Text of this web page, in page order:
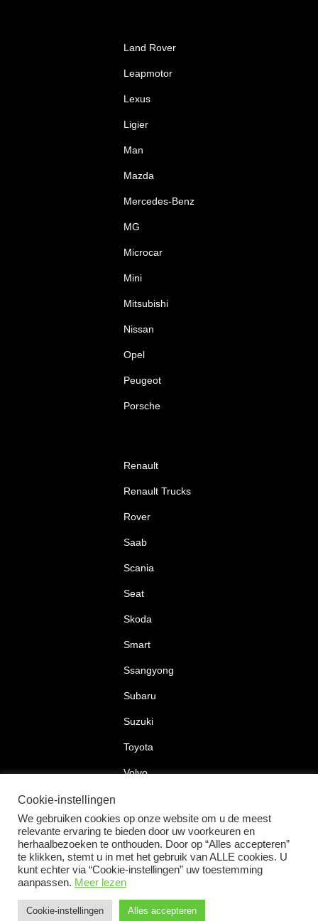
Land Rover
Leapmotor
Lexus
Ligier
Man
Mazda
Mercedes-Benz
MG
Microcar
Mini
Mitsubishi
Nissan
Opel
Peugeot
Porsche
Renault
Renault Trucks
Rover
Saab
Scania
Seat
Skoda
Smart
Ssangyong
Subaru
Suzuki
Toyota
Volvo
2026 © Car Lock Systems
Cookie-instellingen
We gebruiken cookies op onze website om u de meest
relevante ervaring te bieden door uw voorkeuren en
herhaalbezoeken te onthouden. Door op “Alles accepteren”
te klikken, stemt u in met het gebruik van ALLE cookies. U
kunt echter via “Cookie-instellingen” uw toestemming
aanpassen. Meer lezen
Cookie-instellingen Alles accepteren